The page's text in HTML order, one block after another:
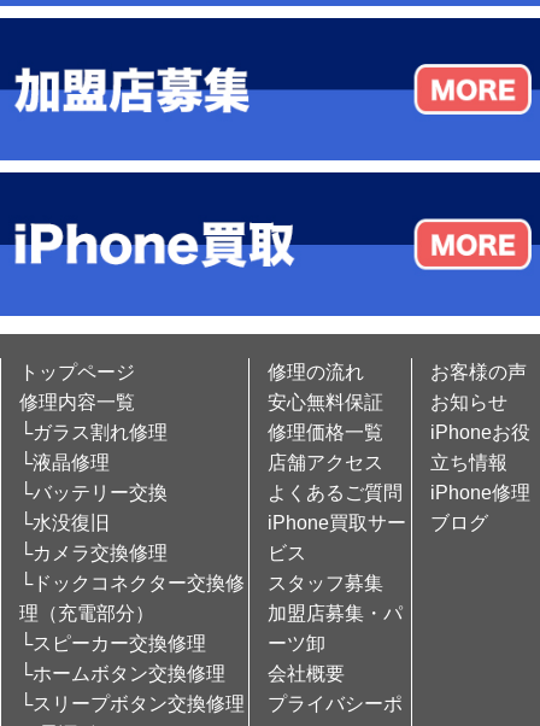
トップページ
修理内容一覧
└ガラス割れ修理
└液晶修理
└バッテリー交換
└水没復旧
└カメラ交換修理
└ドックコネクター交換修
理（充電部分）
└スピーカー交換修理
└ホームボタン交換修理
└スリープボタン交換修理
修理の流れ
安心無料保証
修理価格一覧
店舗アクセス
よくあるご質問
iPhone買取サー
ビス
スタッフ募集
加盟店募集・パ
ーツ卸
会社概要
プライバシーポ
お客様の声
お知らせ
iPhoneお役
立ち情報
iPhone修理
ブログ